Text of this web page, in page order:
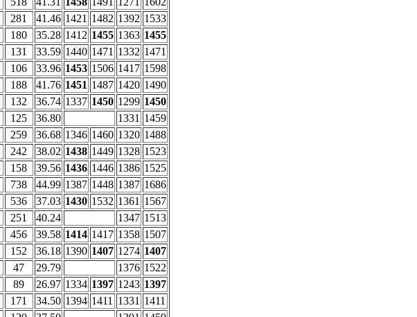
281 41.46 1421 1482 1392 1533
180 35.28 1412 1455 1363 1455
131 33.59 1440 1471 1332 1471
106 33.96 1453 1506 1417 1598
188 41.76 1451 1487 1420 1490
132 36.74 1337 1450 1299 1450
125 36.80 1331 1459
259 36.68 1346 1460 1320 1488
242 38.02 1438 1449 1328 1523
158 39.56 1436 1446 1386 1525
738 44.99 1387 1448 1387 1686
536 37.03 1430 1532 1361 1567
251 40.24 1347 1513
456 39.58 1414 1417 1358 1507
152 36.18 1390 1407 1274 1407
47 29.79 1376 1522
89 26.97 1334 1397 1243 1397
171 34.50 1394 1411 1331 1411